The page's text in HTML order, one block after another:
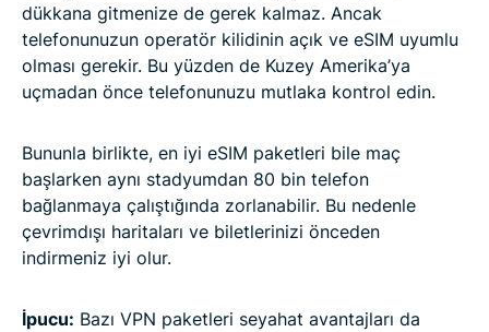
dükkana gitmenize de gerek kalmaz. Ancak
telefonunuzun operatör kilidinin açık ve eSIM uyumlu
olması gerekir. Bu yüzden de Kuzey Amerika’ya
uçmadan önce telefonunuzu mutlaka kontrol edin.
Bununla birlikte, en iyi eSIM paketleri bile maç
başlarken aynı stadyumdan 80 bin telefon
bağlanmaya çalıştığında zorlanabilir. Bu nedenle
çevrimdışı haritaları ve biletlerinizi önceden
indirmeniz iyi olur.
İpucu: Bazı VPN paketleri seyahat avantajları da